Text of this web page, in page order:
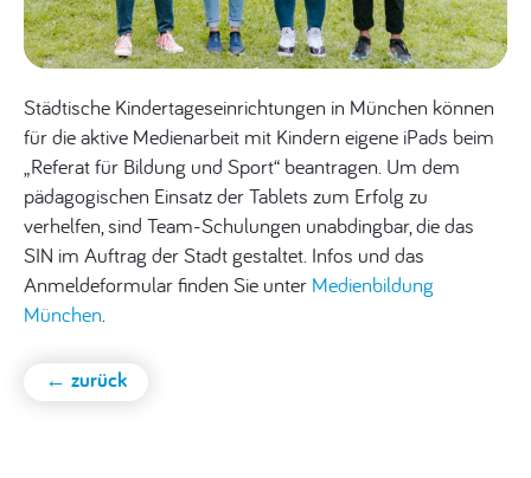
Städtische Kindertageseinrichtungen in München können
für die aktive Medienarbeit mit Kindern eigene iPads beim
„Referat für Bildung und Sport“ beantragen. Um dem
pädagogischen Einsatz der Tablets zum Erfolg zu
verhelfen, sind Team-Schulungen unabdingbar, die das
SIN im Auftrag der Stadt gestaltet. Infos und das
Anmeldeformular finden Sie unter Medienbildung
München.
← zurück